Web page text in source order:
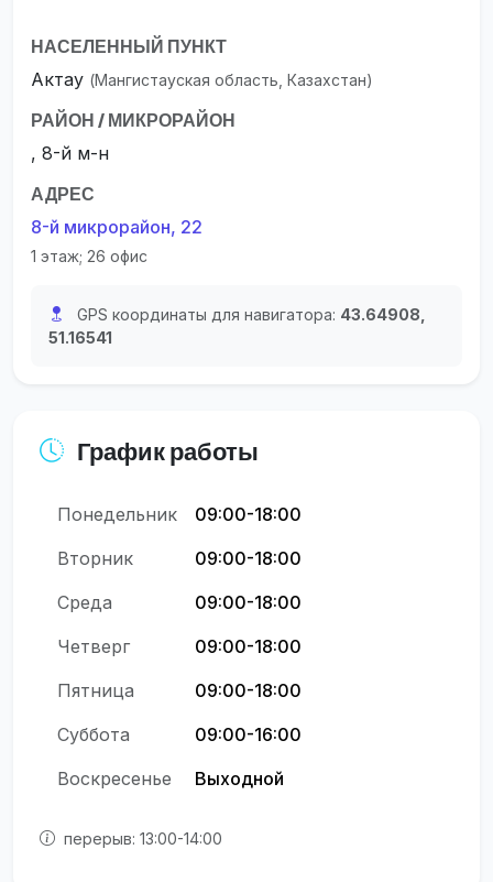
НАСЕЛЕННЫЙ ПУНКТ
Актау (Мангистауская область, Казахстан)
РАЙОН / МИКРОРАЙОН
, 8-й м-н
АДРЕС
8-й микрорайон, 22
1 этаж; 26 офис
GPS координаты для навигатора: 43.64908,
51.16541
График работы
Понедельник
09:00-18:00
Вторник
09:00-18:00
Среда
09:00-18:00
Четверг
09:00-18:00
Пятница
09:00-18:00
Суббота
09:00-16:00
Воскресенье
Выходной
перерыв: 13:00-14:00